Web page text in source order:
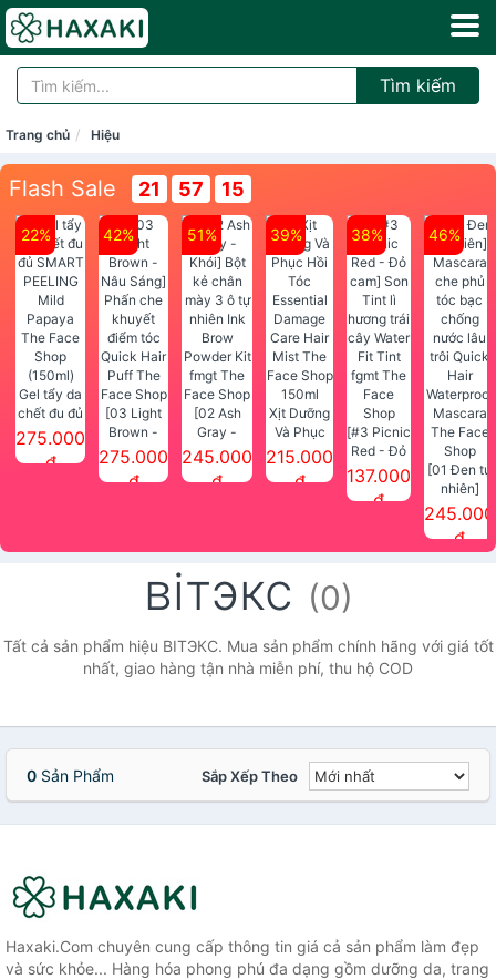
Tìm kiếm
Trang chủ Hiệu
Flash Sale 21 57 15
22%
Gel tẩy da
chết đu đủ
SMART
PEELING
275.000
đ
42%
[03 Light
Brown -
Nâu Sáng]
Phấn che
275.000
đ
51%
[02 Ash
Gray -
Khói] Bột
kẻ chân
Face Shop
245.000
đ
39%
Xịt Dưỡng
Và Phục
Hồi Tóc
Essential
215.000
đ
38%
[#3 Picnic
Red - Đỏ
cam] Son
137.000
đ
46%
[01 Đen tự
nhiên]
Mascara
che phủ
Waterproof
Mascara
245.000
đ
вiтэкс (0)
Tất cả sản phẩm hiệu ВIТЭКС. Mua sản phẩm chính hãng với giá tốt
nhất, giao hàng tận nhà miễn phí, thu hộ COD
0 Sản Phẩm Sắp Xếp Theo
Haxaki.Com chuyên cung cấp thông tin giá cả sản phẩm làm đẹp
và sức khỏe... Hàng hóa phong phú đa dạng gồm dưỡng da, trang